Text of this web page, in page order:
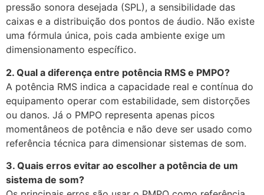
pressão sonora desejada (SPL), a sensibilidade das
caixas e a distribuição dos pontos de áudio. Não existe
uma fórmula única, pois cada ambiente exige um
dimensionamento específico.
2. Qual a diferença entre potência RMS e PMPO?
A potência RMS indica a capacidade real e contínua do
equipamento operar com estabilidade, sem distorções
ou danos. Já o PMPO representa apenas picos
momentâneos de potência e não deve ser usado como
referência técnica para dimensionar sistemas de som.
3. Quais erros evitar ao escolher a potência de um
sistema de som?